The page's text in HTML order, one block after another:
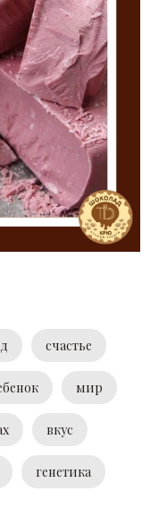
счастье
мир
вкус
генетика